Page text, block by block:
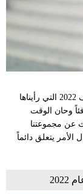
بينما تحدثنا بالفعل عن موضة حقائب اليد لربيع وصيف 2022 التي رأيناها
وحان الوقت
عن مجموعتنا
الأمر يتعلق دائماً